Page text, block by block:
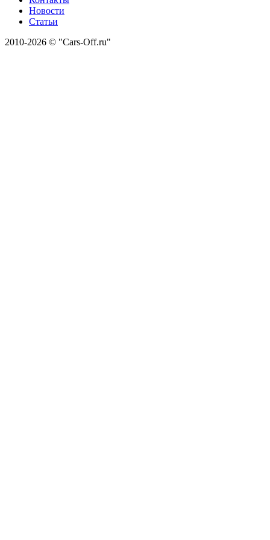
Новости
Статьи
2010-2026 © "Cars-Off.ru"